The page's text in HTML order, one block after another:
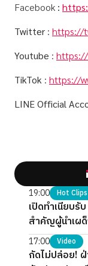
Facebook :
Twitter : https://
Youtube : https://
TikTok : https://
LINE Official
19:00 Hot Clips
เปิดทำเนียบรั
สำคัญผู้นำเผ
17:00 Video
กัดไม่ปล่อย!